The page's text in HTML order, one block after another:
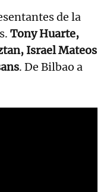
de la
Tony Huarte,
Israel Mateos
. De Bilbao a